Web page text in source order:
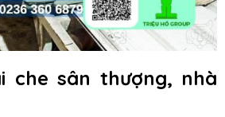
che sân thượng, nhà